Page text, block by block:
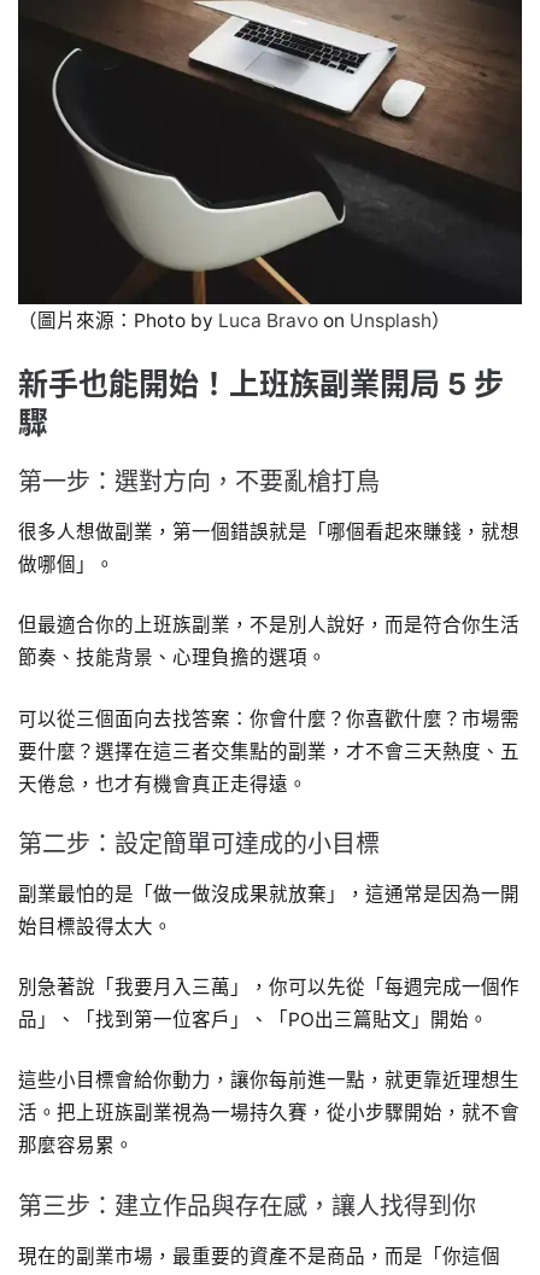
（圖片來源：Photo by Luca Bravo on Unsplash）
新手也能開始！上班族副業開局 5 步
驟
第一步：選對方向，不要亂槍打鳥
很多人想做副業，第一個錯誤就是「哪個看起來賺錢，就想
做哪個」。
但最適合你的上班族副業，不是別人說好，而是符合你生活
節奏、技能背景、心理負擔的選項。
可以從三個面向去找答案：你會什麼？你喜歡什麼？市場需
要什麼？選擇在這三者交集點的副業，才不會三天熱度、五
天倦怠，也才有機會真正走得遠。
第二步：設定簡單可達成的小目標
副業最怕的是「做一做沒成果就放棄」，這通常是因為一開
始目標設得太大。
別急著說「我要月入三萬」，你可以先從「每週完成一個作
品」、「找到第一位客戶」、「PO出三篇貼文」開始。
這些小目標會給你動力，讓你每前進一點，就更靠近理想生
活。把上班族副業視為一場持久賽，從小步驟開始，就不會
那麼容易累。
第三步：建立作品與存在感，讓人找得到你
現在的副業市場，最重要的資產不是商品，而是「你這個